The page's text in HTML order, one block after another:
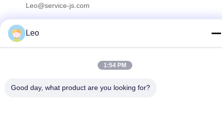
Leo@service-js.com
中国の良質 セメントで接合している浮遊物装置 製造者。版権の©
Leo
1:54 PM
Good day, what product are you looking for?